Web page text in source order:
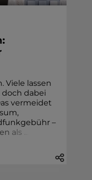
Viele lassen
dabei
vermeidet
–
n als